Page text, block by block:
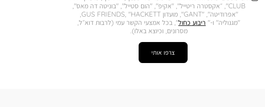
CLUB", ״אקסטרה ריטייל", "אקיפ", "הום סטייל", "בוניטה דה מאס",
"אפרודיטה", "GANT", מועדון GUS FRIENDS, "HACKETT,
"מגנוליה" ו-" ריבוע כחול", בכל אמצעי הקשר עמי (לרבות דוא״ל,
מסרונים, וכיוצא באלו).
צרפו אותי